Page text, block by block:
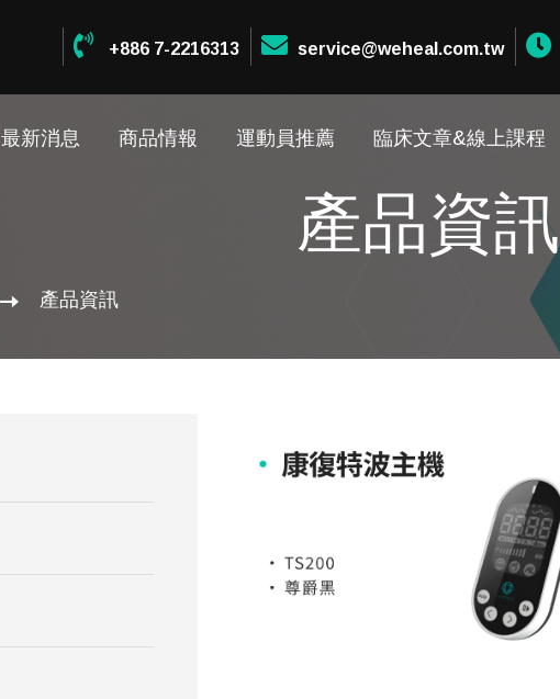
+886 7-2216313 service@weheal.com.tw
最新消息 商品情報 運動員推薦 臨床文章&線上課程
產品資訊
產品資訊